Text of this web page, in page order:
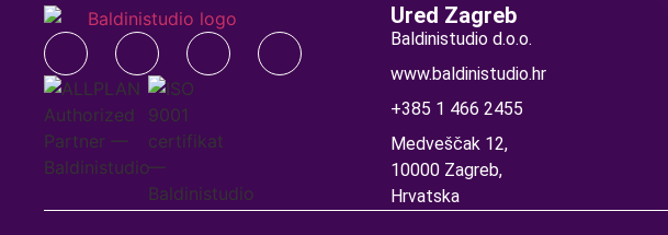
Ured Zagreb
Baldinistudio d.o.o.
www.baldinistudio.hr
+385 1 466 2455
Medveščak 12,
10000 Zagreb,
Hrvatska